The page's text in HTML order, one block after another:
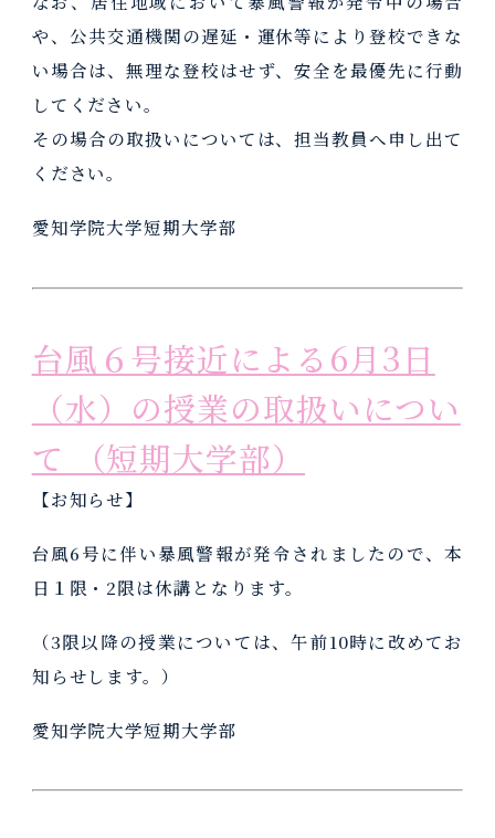
や、公共交通機関の遅延・運休等により登校できな
い場合は、無理な登校はせず、安全を最優先に行動
してください。
その場合の取扱いについては、担当教員へ申し出て
ください。
愛知学院大学短期大学部
台風６号接近による6月3日
（水）の授業の取扱いについ
て （短期大学部）
【お知らせ】
台風6号に伴い暴風警報が発令されましたので、本
日１限・2限は休講となります。
（3限以降の授業については、午前10時に改めてお
知らせします。）
愛知学院大学短期大学部